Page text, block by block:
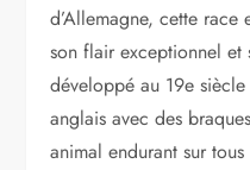
d’Allemagne, cette
son flair exceptionnel et
développé au 19e
anglais avec des
animal endurant sur